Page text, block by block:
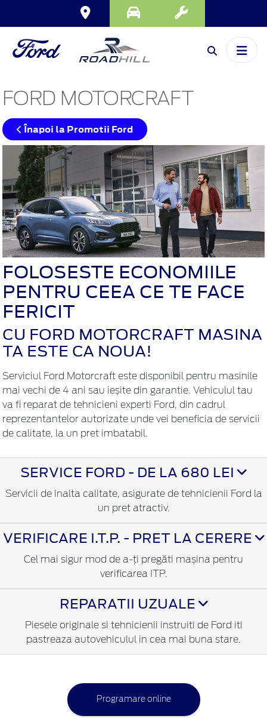
FORD MOTORCRAFT
Înapoi la Promotii Ford
FOLOSESTE ECONOMIILE
PENTRU CEEA CE TE FACE
FERICIT
CU FORD MOTORCRAFT MASINA
TA ESTE CA NOUA!
Serviciul Ford Motorcraft este disponibil pentru masinile
mai vechi de 4 ani sau ieșite din garantie. Vehiculul tau
va fi reparat de tehnicieni experti Ford, din cadrul
reprezentantelor autorizate unde vei beneficia de servicii
de calitate, la un pret imbatabil.
SERVICE FORD - DE LA 680 LEI
Servicii de inalta calitate, asigurate de tehnicienii Ford la
un pret atractiv.
VERIFICARE I.T.P. - PRET LA CERERE
Cel mai sigur mod de a-ți pregăti mașina pentru
verificarea ITP.
REPARATII UZUALE
Piesele originale si tehnicienii instruiti de Ford iti
pastreaza autovehiculul in cea mai buna stare.
Programare online